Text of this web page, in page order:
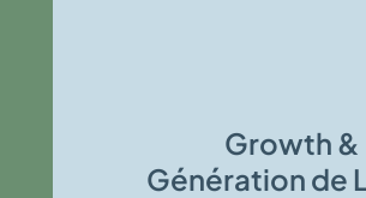
Growth &
Génération de